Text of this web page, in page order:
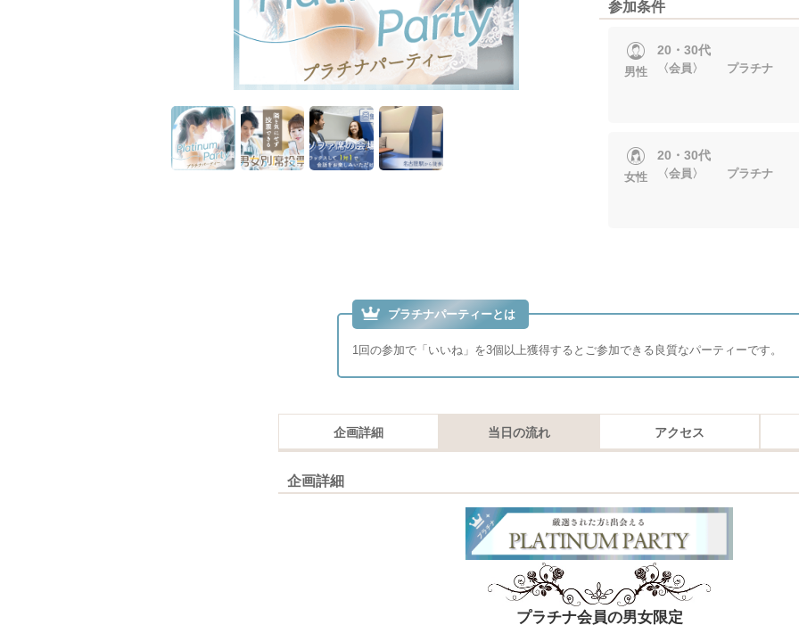
参加条件
男性
20・30代
〈会員〉 プラチナ
女性
20・30代
〈会員〉 プラチナ
プラチナパーティーとは
1回の参加で「いいね」を3個以上獲得するとご参加できる良質なパーティーです。
企画詳細 当日の流れ アクセス
企画詳細
プラチナ会員の男女限定